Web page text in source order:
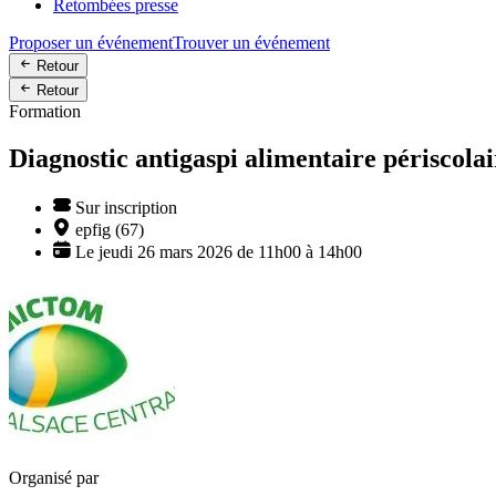
Retombées presse
Proposer un événementTrouver un événement
Retour
Retour
Formation
Diagnostic antigaspi alimentaire
Sur inscription
epfig (67)
Le jeudi 26 mars 2026 de 11h00 à 14h00
Organisé par